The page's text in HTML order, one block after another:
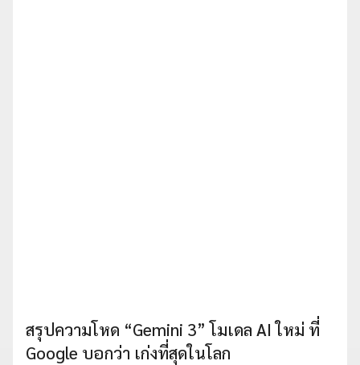
สรุปความโหด “Gemini 3” โมเดล AI ใหม่ ที่
Google บอกว่า เก่งที่สุดในโลก